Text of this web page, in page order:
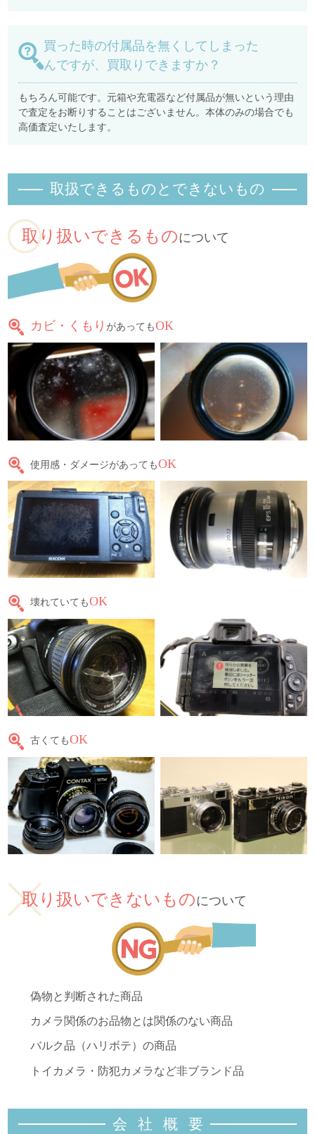
買った時の付属品を無くしてしまった
んですが、買取りできますか？
もちろん可能です。元箱や充電器など付属品が無いという理由
で査定をお断りすることはございません。本体のみの場合でも
高価査定いたします。
取扱できるものとできないもの
取り扱いできるものについて
カビ・くもり があってもOK
使用感・ダメージがあってもOK
壊れていてもOK
古くてもOK
取り扱いできないものについて
偽物と判断された商品
カメラ関係のお品物とは関係のない商品
バルク品（ハリボテ）の商品
トイカメラ・防犯カメラなど非ブランド品
会社概 要